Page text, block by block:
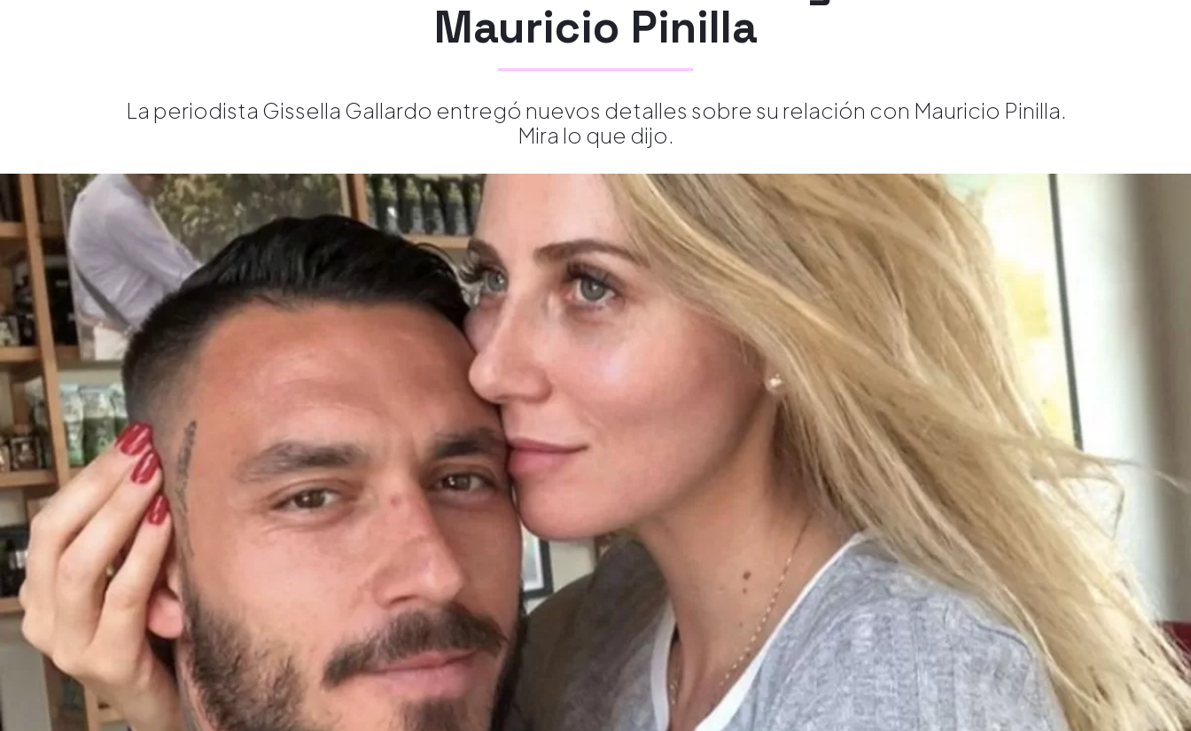
Mauricio Pinilla
La periodista Gissella Gallardo entregó nuevos detalles sobre su relación con Mauricio Pinilla.
Mira lo que dijo.